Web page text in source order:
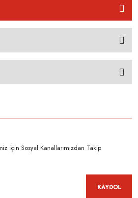
için Sosyal Kanallarımızdan Takip
KAYDOL